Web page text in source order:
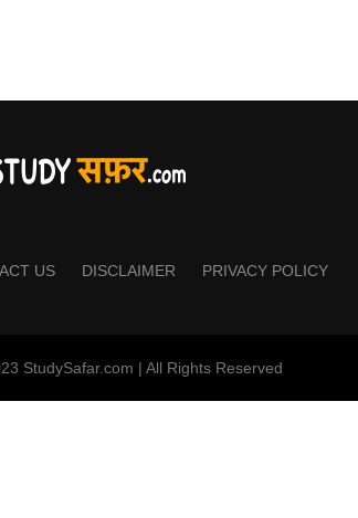
US DISCLAIMER PRIVACY POLICY
StudySafar.com | All Rights Reserved